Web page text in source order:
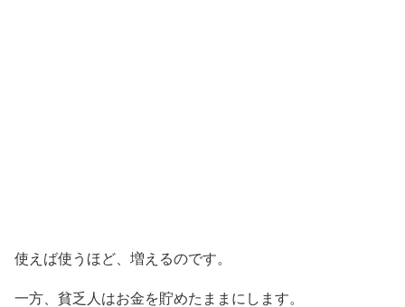
使えば使うほど、増えるのです。
一方、貧乏人はお金を貯めたままにします。